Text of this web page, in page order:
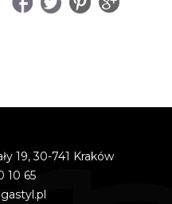
19, 30-741 Kraków
10 65